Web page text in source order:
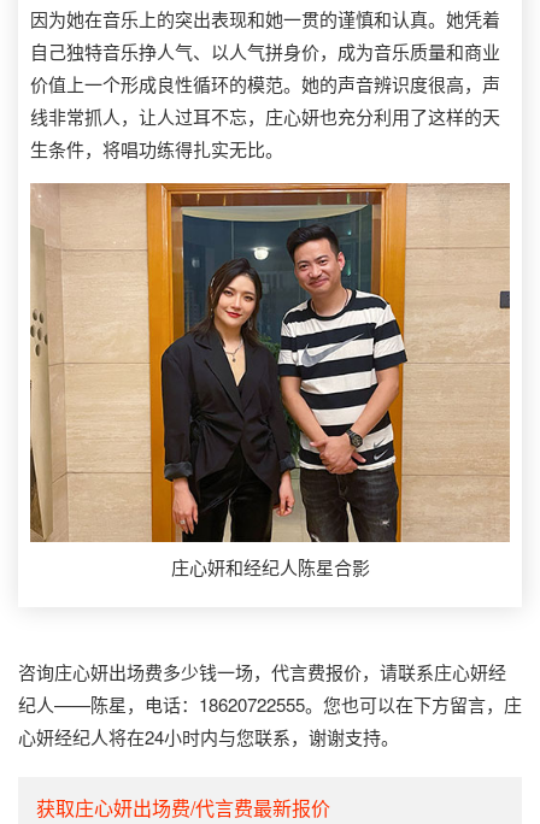
因为她在音乐上的突出表现和她一贯的谨慎和认真。她凭着
自己独特音乐挣人气、以人气拼身价，成为音乐质量和商业
价值上一个形成良性循环的模范。她的声音辨识度很高，声
线非常抓人，让人过耳不忘，庄心妍也充分利用了这样的天
生条件，将唱功练得扎实无比。
庄心妍和经纪人陈星合影
咨询庄心妍出场费多少钱一场，代言费报价，请联系庄心妍经
纪人——陈星，电话：18620722555。您也可以在下方留言，庄
心妍经纪人将在24小时内与您联系，谢谢支持。
获取庄心妍出场费/代言费最新报价